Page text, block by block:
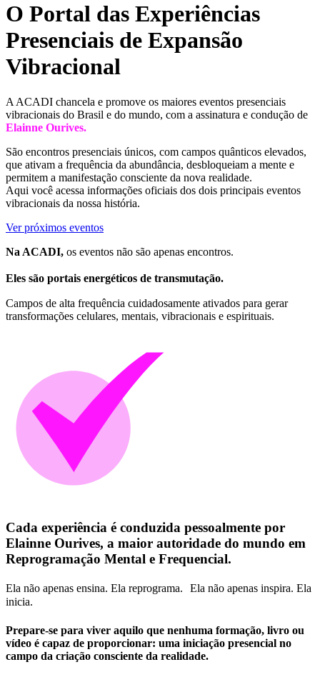
O Portal das Experiências
Presenciais de Expansão
Vibracional
A ACADI chancela e promove os maiores eventos presenciais
vibracionais do Brasil e do mundo, com a assinatura e condução de
Elainne Ourives.
São encontros presenciais únicos, com campos quânticos elevados,
que ativam a frequência da abundância, desbloqueiam a mente e
permitem a manifestação consciente da nova realidade.
Aqui você acessa informações oficiais dos dois principais eventos
vibracionais da nossa história.
Ver próximos eventos
Na ACADI, os eventos não são apenas encontros.
Eles são portais energéticos de transmutação.
Campos de alta frequência cuidadosamente ativados para gerar
transformações celulares, mentais, vibracionais e espirituais.
Cada experiência é conduzida pessoalmente por
Elainne Ourives, a maior autoridade do mundo em
Reprogramação Mental e Frequencial.
Ela não apenas ensina. Ela reprograma. Ela não apenas inspira. Ela
inicia.
Prepare-se para viver aquilo que nenhuma formação, livro ou
vídeo é capaz de proporcionar: uma iniciação presencial no
campo da criação consciente da realidade.